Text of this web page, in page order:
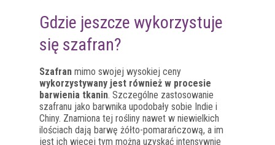
Gdzie jeszcze wykorzystuje
się szafran?
Szafran mimo swojej wysokiej ceny
wykorzystywany jest również w procesie
barwienia tkanin. Szczególne zastosowanie
szafranu jako barwnika upodobały sobie Indie i
Chiny. Znamiona tej rośliny nawet w niewielkich
ilościach dają barwę żółto-pomarańczową, a im
jest ich więcej tym można uzyskać intensywnie